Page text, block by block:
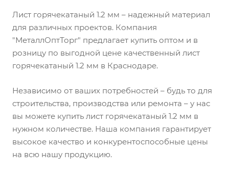
Лист горячекатаный 1.2 мм – надежный материал
для различных проектов. Компания
"МеталлОптТорг" предлагает купить оптом и в
розницу по выгодной цене качественный лист
горячекатаный 1.2 мм в Краснодаре.
Независимо от ваших потребностей – будь то для
строительства, производства или ремонта – у нас
вы можете купить лист горячекатаный 1.2 мм в
нужном количестве. Наша компания гарантирует
высокое качество и конкурентоспособные цены
на всю нашу продукцию.